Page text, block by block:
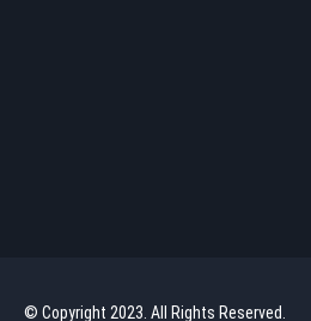
© Copyright 2023. All Rights Reserved.